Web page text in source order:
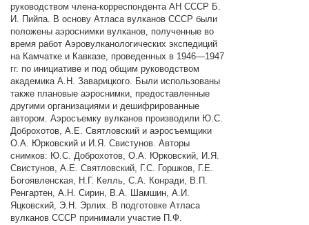
руководством члена-корреспондента АН СССР Б.
И. Пийпа. В основу Атласа вулканов СССР были
положены аэроснимки вулканов, полученные во
время работ Аэровулканологических экспедиций
на Камчатке и Кавказе, проведенных в 1946—1947
гг. по инициативе и под общим руководством
академика А.Н. Заварицкого. Были использованы
также плановые аэроснимки, предоставленные
другими организациями и дешифрированные
автором. Аэросъемку вулканов производили Ю.С.
Доброхотов, A.Е. Святловский и аэросъемщики
О.А. Юрковский и И.Я. Свистунов. Авторы
снимков: Ю.С. Доброхотов, О.А. Юрковский, И.Я.
Свистунов, А.Е. Святловский, Г.С. Горшков, Г.Е.
Богоявленская, Н.Г. Келль, С.А. Конради, B.П.
Ренгартен, А.Н. Сирин, В.А. Шамшин, А.И.
Яцковский, Э.Н. Эрлих. В подготовке Атласа
вулканов СССР принимали участие П.Ф.